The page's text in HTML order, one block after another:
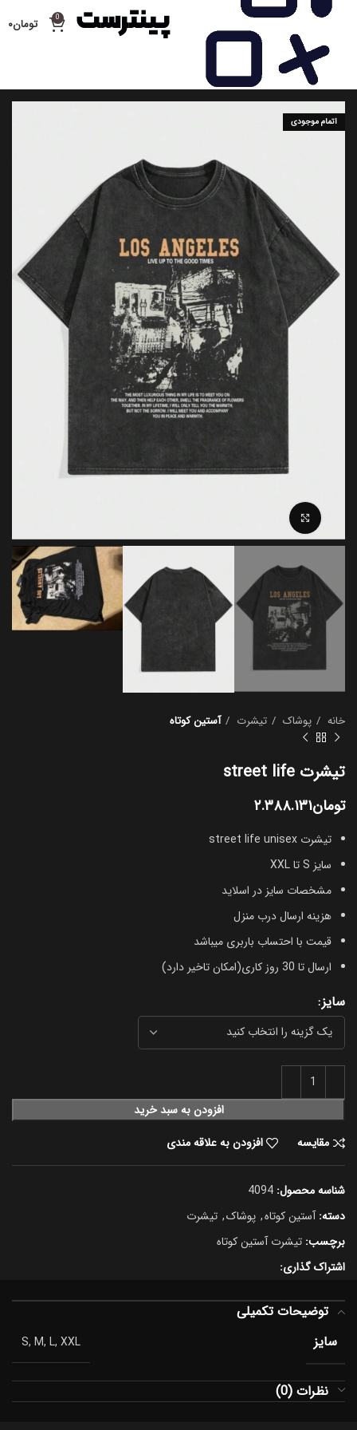
0 تومان۰
اتمام موجودی
خانه پوشاک تیشرت آستین کوتاه
تیشرت street life
تومان۲.۳۸۸.۱۳۱
تیشرت street life unisex
سایز S تا XXL
مشخصات سایز در اسلاید
هزینه ارسال درب منزل
قیمت با احتساب باربری میباشد
ارسال تا 30 روز کاری(امکان تاخیر دارد)
سایز
افزودن به سبد خرید
مقایسه
افزودن به علاقه مندی
شناسه محصول: 4094
دسته: آستین کوتاه, پوشاک, تیشرت
برچسب: تیشرت آستین کوتاه
اشتراک گذاری:
توضیحات تکمیلی
سایز
S, M, L, XXL
نظرات (0)